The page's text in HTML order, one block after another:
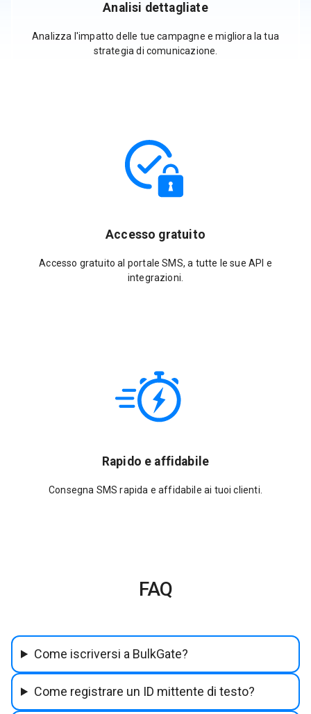
Analisi dettagliate
Analizza l'impatto delle tue campagne e migliora la tua
strategia di comunicazione.
Accesso gratuito
Accesso gratuito al portale SMS, a tutte le sue API e
integrazioni.
Rapido e affidabile
Consegna SMS rapida e affidabile ai tuoi clienti.
FAQ
Come iscriversi a BulkGate?
Come registrare un ID mittente di testo?